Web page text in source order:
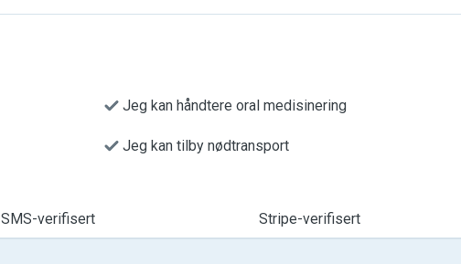
Jeg kan håndtere oral medisinering
Jeg kan tilby nødtransport
SMS-verifisert Stripe-verifisert